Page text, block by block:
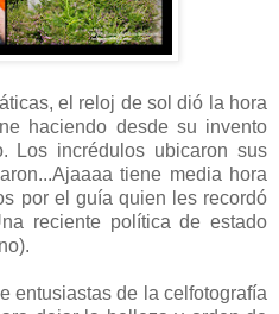
el reloj de sol dió la hora
haciendo desde su invento
Los incrédulos ubicaron sus
tiene media hora
por el guía quien les recordó
reciente política de estado
entusiastas de la celfotografía